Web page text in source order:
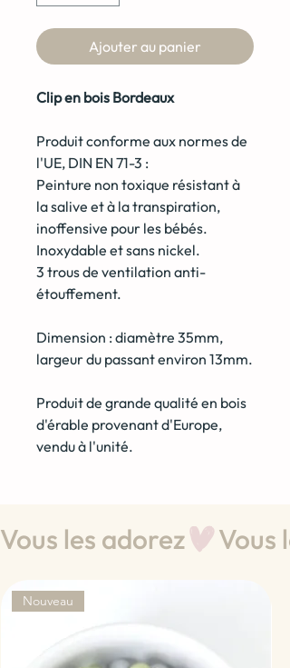
Ajouter au panier
Clip en bois Bordeaux
Produit conforme aux normes de
l'UE, DIN EN 71-3 :
Peinture non toxique résistant à
la salive et à la transpiration,
inoffensive pour les bébés.
Inoxydable et sans nickel.
3 trous de ventilation anti-
étouffement.
Dimension : diamètre 35mm,
largeur du passant environ 13mm.
Produit de grande qualité en bois
d'érable provenant d'Europe,
vendu à l'unité.
Vous les adorez
Nouveau